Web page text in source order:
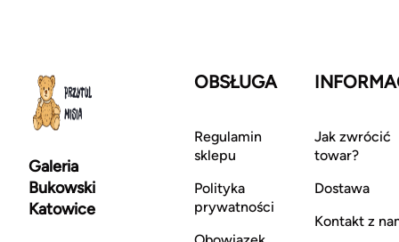
Galeria
Bukowski
Katowice
OBSŁUGA
Regulamin
sklepu
Polityka
prywatności
Jak zwrócić
towar?
Dostawa
Kontakt z